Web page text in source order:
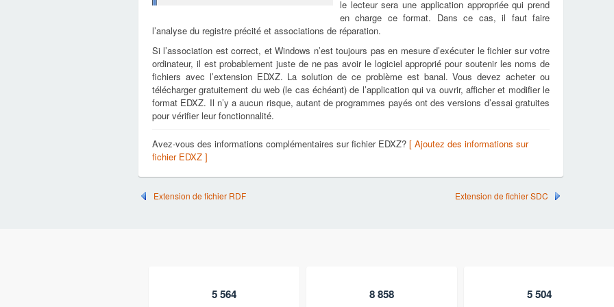
le lecteur sera une application appropriée qui prend
en charge ce format. Dans ce cas, il faut faire
l’analyse du registre précité et associations de réparation.
Si l’association est correct, et Windows n’est toujours pas en mesure d’exécuter le fichier sur votre
ordinateur, il est probablement juste de ne pas avoir le logiciel approprié pour soutenir les noms de
fichiers avec l’extension EDXZ. La solution de ce problème est banal. Vous devez acheter ou
télécharger gratuitement du web (le cas échéant) de l’application qui va ouvrir, afficher et modifier le
format EDXZ. Il n’y a aucun risque, autant de programmes payés ont des versions d’essai gratuites
pour vérifier leur fonctionnalité.
Avez-vous des informations complémentaires sur fichier EDXZ? [ Ajoutez des informations sur
fichier EDXZ ]
Extension de fichier RDF Extension de fichier SDC
5 564 8 858 5 504